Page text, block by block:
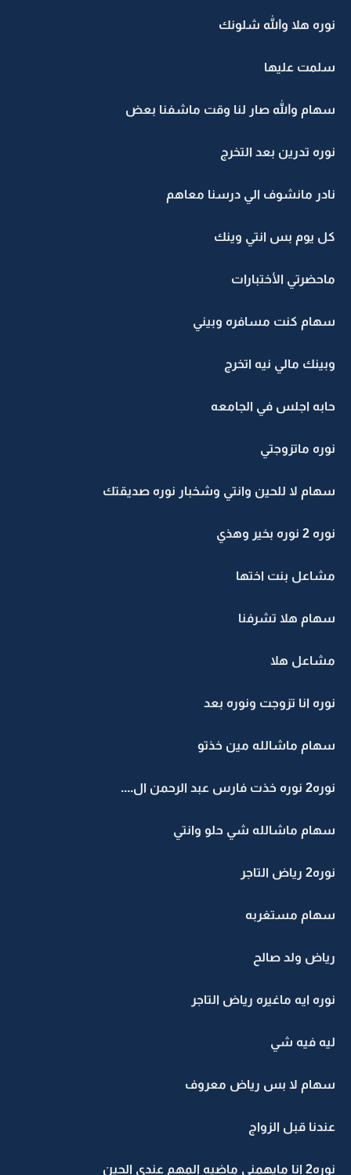
نوره هلا والله شلونك
سلمت عليها
سهام والله صار لنا وقت ماشفنا بعض
نوره تدرين بعد التخرج
نادر مانشوف الي درسنا معاهم
كل يوم بس انتي وينك
ماحضرتي الأختبارات
سهام كنت مسافره وبيني
وبينك مالي نيه اتخرج
حابه اجلس في الجامعه
نوره ماتزوجتي
سهام لا للحين وانتي وشخبار نوره صديقتك
نوره 2 نوره بخير وهذي
مشاعل بنت اختها
سهام هلا تشرفنا
مشاعل هلا
نوره انا تزوجت ونوره بعد
سهام ماشالله مين خذتو
نوره2 نوره خذت فارس عبد الرحمن ال....
سهام ماشالله شي حلو وانتي
نوره2 رياض التاجر
سهام مستغربه
رياض ولد صالح
نوره ايه ماغيره رياض التاجر
ليه فيه شي
سهام لا بس رياض معروف
عندنا قبل الزواج
نوره2 انا مايهمني ماضيه المهم عندي الحين